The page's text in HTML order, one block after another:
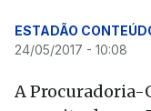
ESTADÃO
24/05/2017 - 10:08
A Procuradoria-